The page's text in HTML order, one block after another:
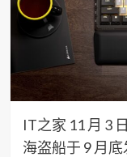
IT之家 11 月 3
海盗船于 9 月